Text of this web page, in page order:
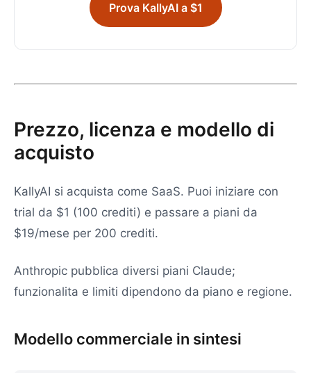
Prova KallyAI a $1
Prezzo, licenza e modello di
acquisto
KallyAI si acquista come SaaS. Puoi iniziare con
trial da $1 (100 crediti) e passare a piani da
$19/mese per 200 crediti.
Anthropic pubblica diversi piani Claude;
funzionalita e limiti dipendono da piano e regione.
Modello commerciale in sintesi